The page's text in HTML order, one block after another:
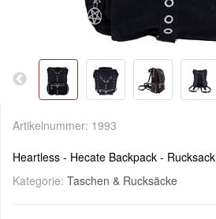
Artikelnummer: 1993
Heartless - Hecate Backpack - Rucksack
Kategorie: Taschen & Rucksäcke